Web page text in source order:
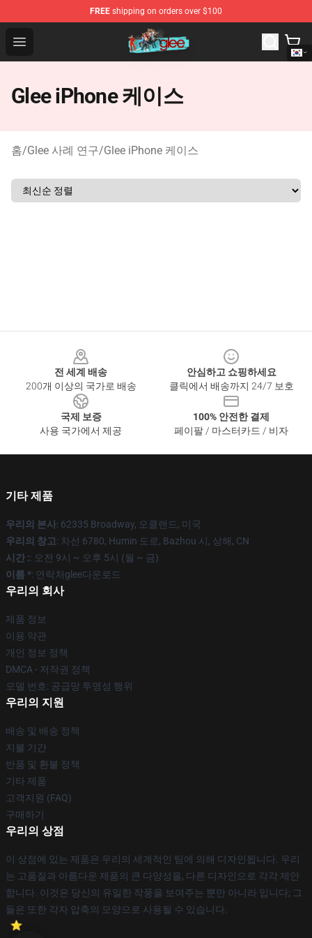
FREE shipping on orders over $100
Open menu
Glee Store - Official Glee Merchandise Shop
Glee iPhone 케이스
홈/Glee 사례 연구/Glee iPhone 케이스
전 세계 배송
200개 이상의 국가로 배송
안심하고 쇼핑하세요
클릭에서 배송까지 24/7 보호
국제 보증
사용 국가에서 제공
100% 안전한 결제
페이팔 / 마스터카드 / 비자
기타 제품
우리의 본사: 62335 Broadway, 오클랜드, 미국
우리의 창고: 차선 6780, Humin 도로, Bazhou 시, 상해, CN
시간 :: 오전 9시 ~ 오후 5시 (월 ~ 금)
이름 *: 연락처glee다운로드
우리의 회사
제품 정보
이용 약관
개인 정보 정책
DMCA - 저작권 정책
모델 번호: 공급망 투명성 행위
우리의 지원
배송 및 배송 정책
지불 기간
반품 및 환불 정책
기타 제품
고객지원 (FAQ)
구매하기
우리의 상점
이 상점에 있는 제품은 우리의 세계적인 팀에 의해 디자인됩니다. 우리
는 고품질과 아름다운 제품의 큰 다양성을, 다른 디자인으로 각각 제안
합니다. 이것은 당신의 유일한 작풍을 보여주는 뿐만 아니라 입니다; 그
들은 또한 각자 압축의 모양으로 사용될 수 있습니다.